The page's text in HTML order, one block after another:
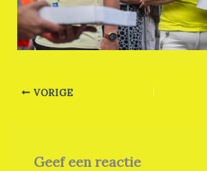
VORIGE
Geef een reactie